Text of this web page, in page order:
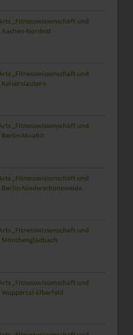
„Fitnesswissenschaft und
Nordost
„Fitnesswissenschaft und
Kaiserslautern
„Fitnesswissenschaft und
Berlin-Moabit
„Fitnesswissenschaft und
Berlin-Niederschöneweide
„Fitnesswissenschaft und
„Fitnesswissenschaft und
Wuppertal-Elberfeld